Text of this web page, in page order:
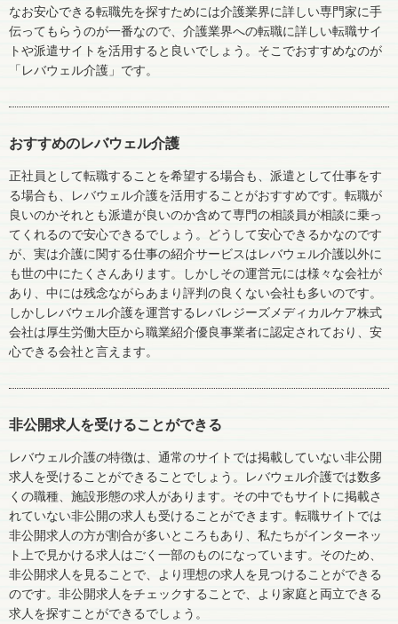
なお安心できる転職先を探すためには介護業界に詳しい専門家に手
伝ってもらうのが一番なので、介護業界への転職に詳しい転職サイ
トや派遣サイトを活用すると良いでしょう。そこでおすすめなのが
「レバウェル介護」です。
おすすめのレバウェル介護
正社員として転職することを希望する場合も、派遣として仕事をす
る場合も、レバウェル介護を活用することがおすすめです。転職が
良いのかそれとも派遣が良いのか含めて専門の相談員が相談に乗っ
てくれるので安心できるでしょう。どうして安心できるかなのです
が、実は介護に関する仕事の紹介サービスはレバウェル介護以外に
も世の中にたくさんあります。しかしその運営元には様々な会社が
あり、中には残念ながらあまり評判の良くない会社も多いのです。
しかしレバウェル介護を運営するレバレジーズメディカルケア株式
会社は厚生労働大臣から職業紹介優良事業者に認定されており、安
心できる会社と言えます。
非公開求人を受けることができる
レバウェル介護の特徴は、通常のサイトでは掲載していない非公開
求人を受けることができることでしょう。レバウェル介護では数多
くの職種、施設形態の求人があります。その中でもサイトに掲載さ
れていない非公開の求人も受けることができます。転職サイトでは
非公開求人の方が割合が多いところもあり、私たちがインターネッ
ト上で見かける求人はごく一部のものになっています。そのため、
非公開求人を見ることで、より理想の求人を見つけることができる
のです。非公開求人をチェックすることで、より家庭と両立できる
求人を探すことができるでしょう。